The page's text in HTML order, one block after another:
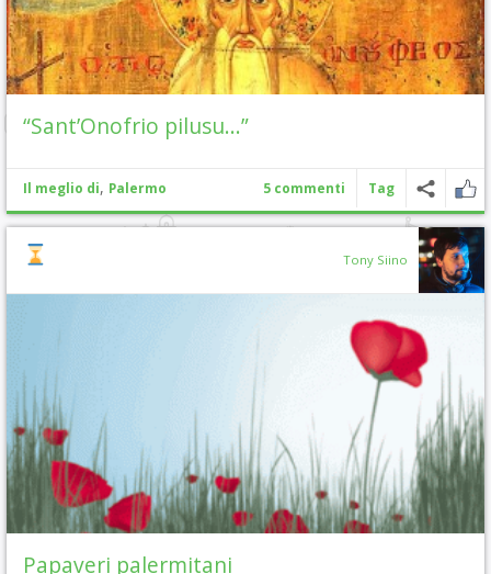
“Sant’Onofrio pilusu…”
Il meglio di, Palermo 5 commenti Tag
Tony Siino
Papaveri palermitani